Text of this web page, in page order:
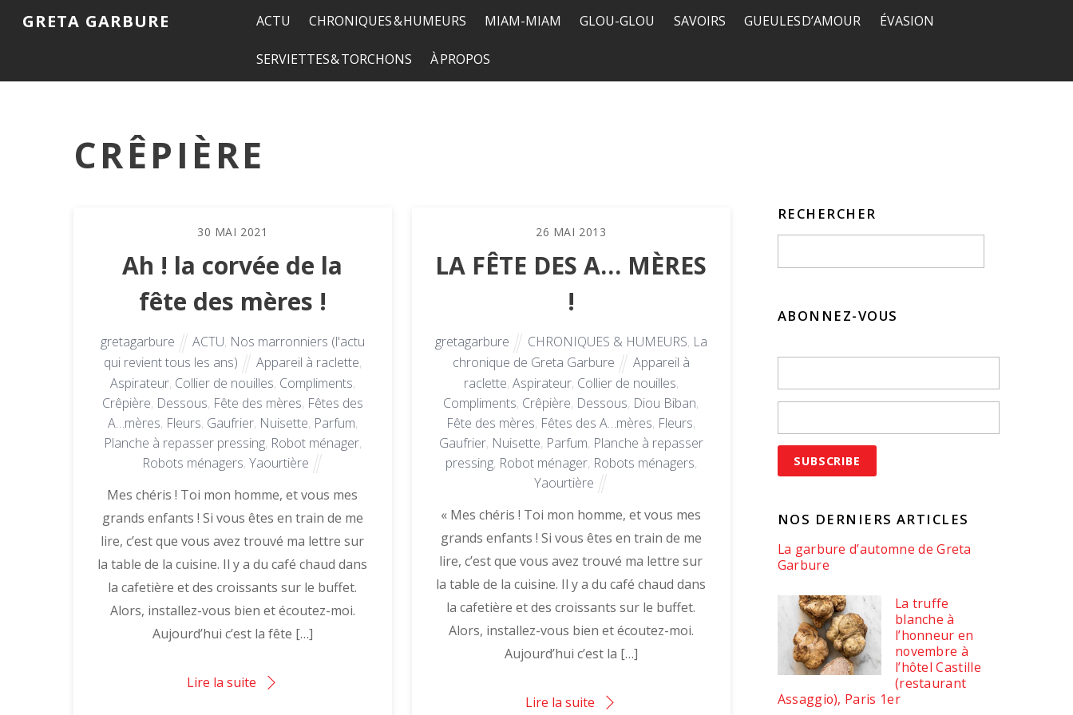
GRETA GARBURE ACTU CHRONIQUES & HUMEURS MIAM-MIAM GLOU-GLOU SAVOIRS GUEULES D’AMOUR ÉVASION
SERVIETTES & TORCHONS À PROPOS
CRÊPIÈRE
30 MAI 2021
Ah ! la corvée de la
fête des mères !
gretagarbure ACTU, Nos marronniers (l'actu
qui revient tous les ans)
Appareil à raclette,
Aspirateur, Collier de nouilles, Compliments,
Crêpière, Dessous, Fête des mères, Fêtes des
A…mères, Fleurs, Gaufrier, Nuisette, Parfum,
Planche à repasser pressing, Robot ménager,
Robots ménagers, Yaourtière
Mes chéris ! Toi mon homme, et vous mes
grands enfants ! Si vous êtes en train de me
lire, c’est que vous avez trouvé ma lettre sur
la table de la cuisine. Il y a du café chaud dans
la cafetière et des croissants sur le buffet.
Alors, installez-vous bien et écoutez-moi.
Aujourd’hui c’est la fête […]
Lire la suite
26 MAI 2013
LA FÊTE DES A… MÈRES
!
gretagarbure CHRONIQUES & HUMEURS, La
chronique de Greta Garbure
Appareil à
raclette, Aspirateur, Collier de nouilles,
Compliments, Crêpière, Dessous, Diou Biban,
Fête des mères, Fêtes des A…mères, Fleurs,
Gaufrier, Nuisette, Parfum, Planche à repasser
pressing, Robot ménager, Robots ménagers,
Yaourtière
« Mes chéris ! Toi mon homme, et vous mes
grands enfants ! Si vous êtes en train de me
lire, c’est que vous avez trouvé ma lettre sur
la table de la cuisine. Il y a du café chaud dans
la cafetière et des croissants sur le buffet.
Alors, installez-vous bien et écoutez-moi.
Aujourd’hui c’est la […]
Lire la suite
RECHERCHER
ABONNEZ-VOUS
NOS DERNIERS ARTICLES
La garbure d’automne de Greta
Garbure
La truffe
blanche à
l’honneur en
novembre à
l’hôtel Castille
(restaurant
Assaggio), Paris 1er